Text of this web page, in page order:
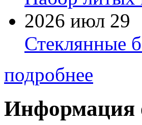
2026 июл 29
Стеклянные
подробнее
Информация